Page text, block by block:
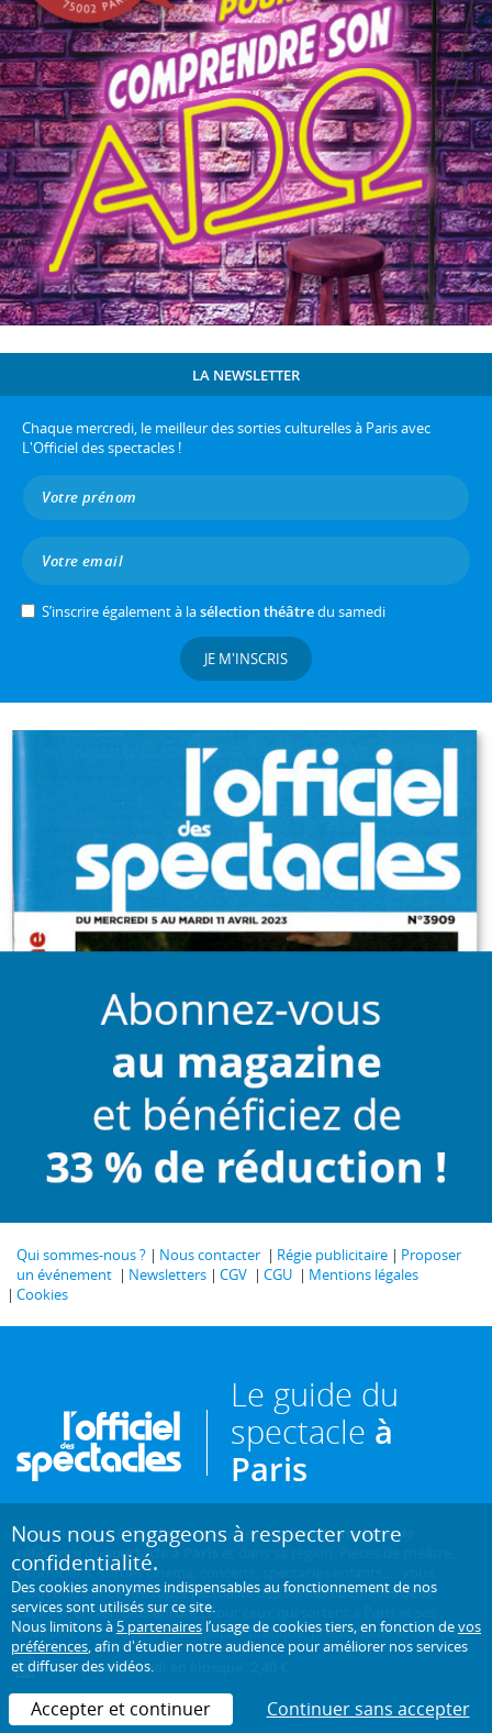
LA NEWSLETTER
Chaque mercredi, le meilleur des sorties culturelles à Paris avec
L'Officiel des spectacles !
S’inscrire également à lasélection théâtredu samedi
JE M'INSCRIS
Qui sommes-nous ? Nous contacter Régie publicitaire
Proposer
un événement
Newsletters CGV CGU
Mentions légales
Cookies
Le guide du
spectacle à
Paris
Créé en 1946, L'Officiel des spectacles estl'hebdomadaire de
référence du spectacle à Paris
et dans sa région. Pièces de théâtre,
expositions, sorties cinéma, concerts, spectacles enfants... : vous
trouverez sur ce site toute l'actualité des sorties culturelles de la
capitale, et bien plus encore ! Pour ceux qui sortent à Paris et ses
environs, c'est aussi le guide papier pratique, précis, fiable et complet.
Chaque mercredi en kiosque. 2,40 €.
Nous nous engageons à respecter votre
confidentialité.
Des cookies anonymes indispensables au fonctionnement de nos
services sont utilisés sur ce site.
Nous limitons à5 partenaires l’usage de cookies tiers, en fonction devos
préférences, afin d'étudier notre audience pour améliorer nos services
et diffuser des vidéos.
Accepter et continuer Continuer sans accepter